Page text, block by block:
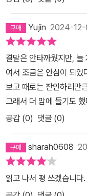
Yujin 2024-12-
결말은 안타까웠지만, 늘
여서 조금은 안심이 되
보고 때로는 잔인하리만
그래서 더 맘에 들기도 했
공감 (0) 댓글 (0)
sharah0608
읽고 나서 평 쓰겠습니다.